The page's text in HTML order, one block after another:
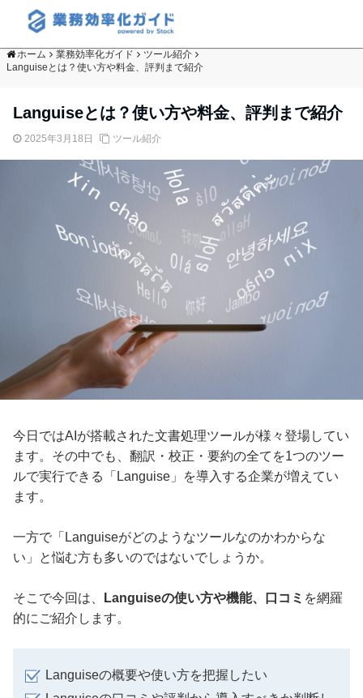
ホーム 業務効率化ガイド
ツール紹介
Languiseとは？使い方や料金、評判まで紹介
Languiseとは？使い方や料金、評判まで紹介
2025年3月18日 ツール紹介
今日ではAIが搭載された文書処理ツールが様々登場してい
ます。その中でも、翻訳・校正・要約の全てを1つのツー
ルで実行できる「Languise」を導入する企業が増えてい
ます。
一方で「Languiseがどのようなツールなのかわからな
い」と悩む方も多いのではないでしょうか。
そこで今回は、 Languiseの使い方や機能、口コミ を網羅
的にご紹介します。
Languiseの概要や使い方を把握したい